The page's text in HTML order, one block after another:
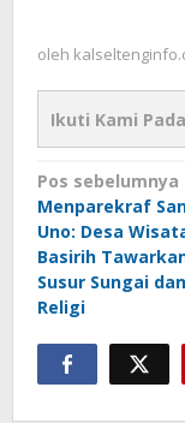
oleh
Ikuti Kami Pada
Navigasi
pos
Pos sebelumnya
Menparekraf
Uno: Desa
Basirih
Susur Sungai
Religi